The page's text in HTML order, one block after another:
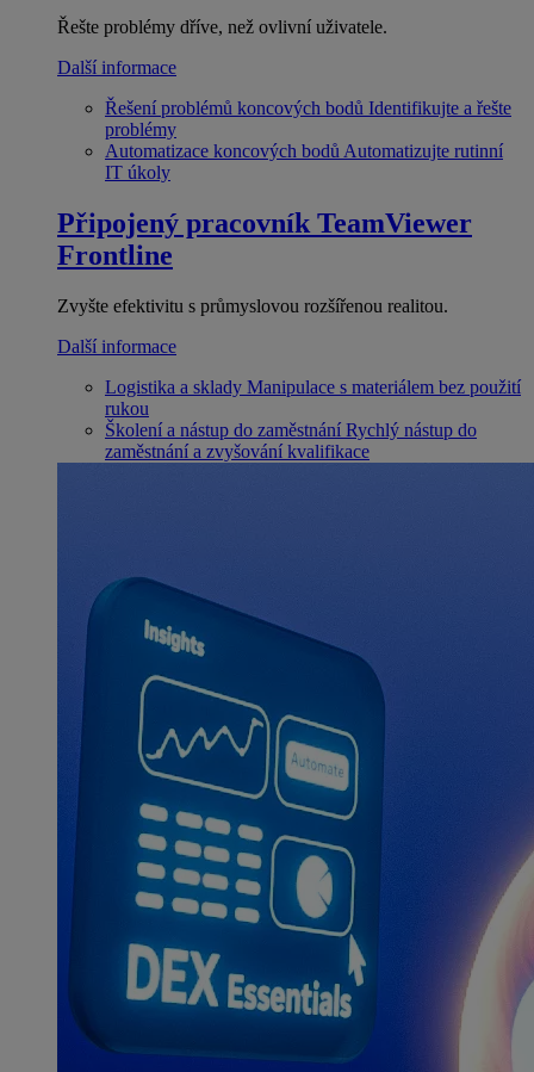
Řešte problémy dříve, než ovlivní uživatele.
Další informace
Řešení problémů koncových bodů Identifikujte a řešte
problémy
Automatizace koncových bodů Automatizujte rutinní
IT úkoly
Připojený pracovník TeamViewer
Frontline
Zvyšte efektivitu s průmyslovou rozšířenou realitou.
Další informace
Logistika a sklady Manipulace s materiálem bez použití
rukou
Školení a nástup do zaměstnání Rychlý nástup do
zaměstnání a zvyšování kvalifikace